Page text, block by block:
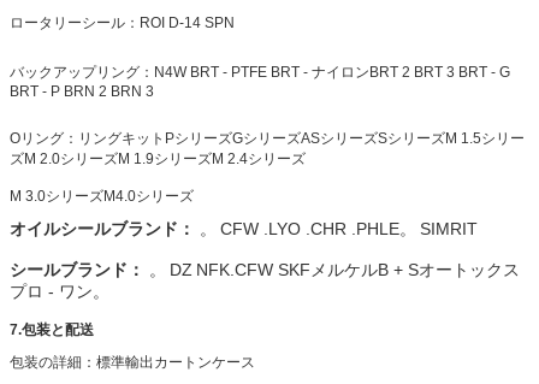
ロータリーシール：ROI D-14 SPN
バックアップリング：N4W BRT - PTFE BRT - ナイロンBRT 2 BRT 3 BRT - G
BRT - P BRN 2 BRN 3
Oリング：リングキットPシリーズGシリーズASシリーズSシリーズM 1.5シリー
ズM 2.0シリーズM 1.9シリーズM 2.4シリーズ
M 3.0シリーズM4.0シリーズ
オイルシールブランド： 。 CFW .LYO .CHR .PHLE。 SIMRIT
シールブランド： 。 DZ NFK.CFW SKFメルケルB + Sオートックス
プロ - ワン。
7.包装と配送
包装の詳細：標準輸出カートンケース